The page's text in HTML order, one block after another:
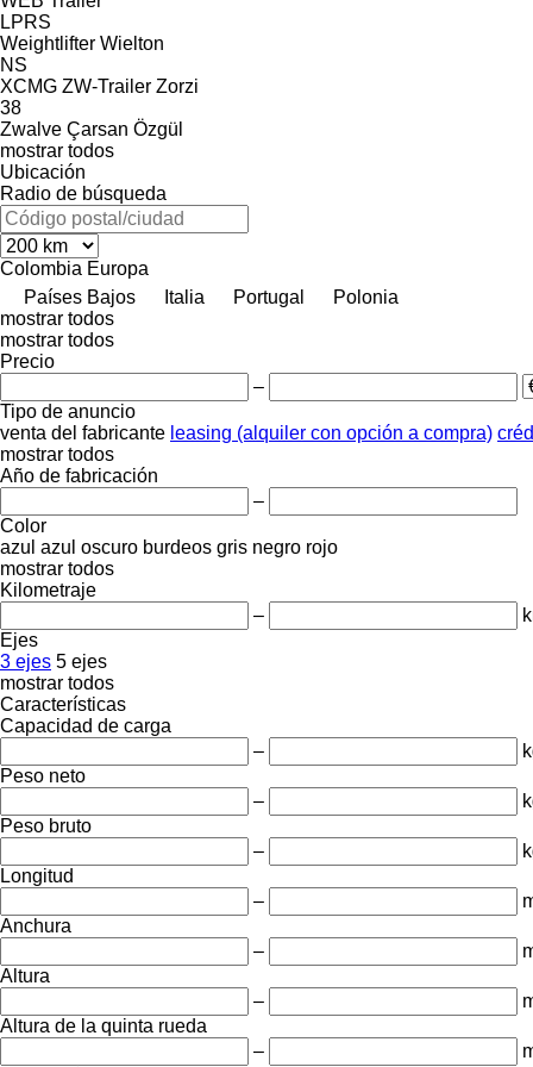
LPRS
Weightlifter Wielton
NS
XCMG ZW-Trailer Zorzi
38
Zwalve Çarsan Özgül
mostrar todos
Ubicación
Radio de búsqueda
Colombia Europa
Países Bajos
Italia Portugal
Polonia
mostrar todos
mostrar todos
Precio
–
Tipo de anuncio
venta del fabricante leasing (alquiler con opción a compra)
mostrar todos
Año de fabricación
–
Color
azul azul oscuro burdeos gris negro rojo
mostrar todos
Kilometraje
–
Ejes
3 ejes 5 ejes
mostrar todos
Características
Capacidad de carga
–
Peso neto
–
Peso bruto
–
Longitud
–
Anchura
–
Altura
–
Altura de la quinta rueda
–